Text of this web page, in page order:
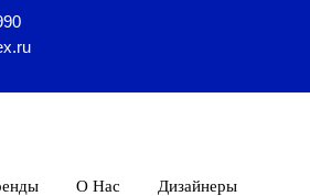
О Нас Дизайнеры